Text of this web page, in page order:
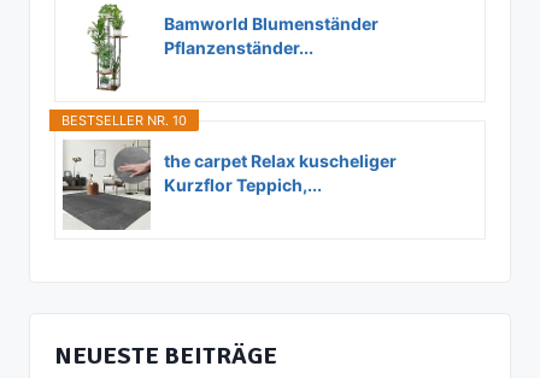
Bamworld Blumenständer
Pflanzenständer...
BESTSELLER NR. 10
the carpet Relax kuscheliger
Kurzflor Teppich,...
NEUESTE BEITRÄGE